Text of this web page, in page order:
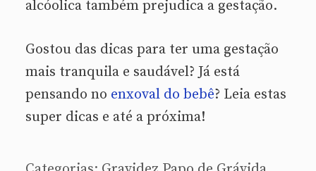
alcóolica também prejudica a gestação.
Gostou das dicas para ter uma gestação
mais tranquila e saudável? Já está
pensando no enxoval do bebê? Leia estas
super dicas e até a próxima!